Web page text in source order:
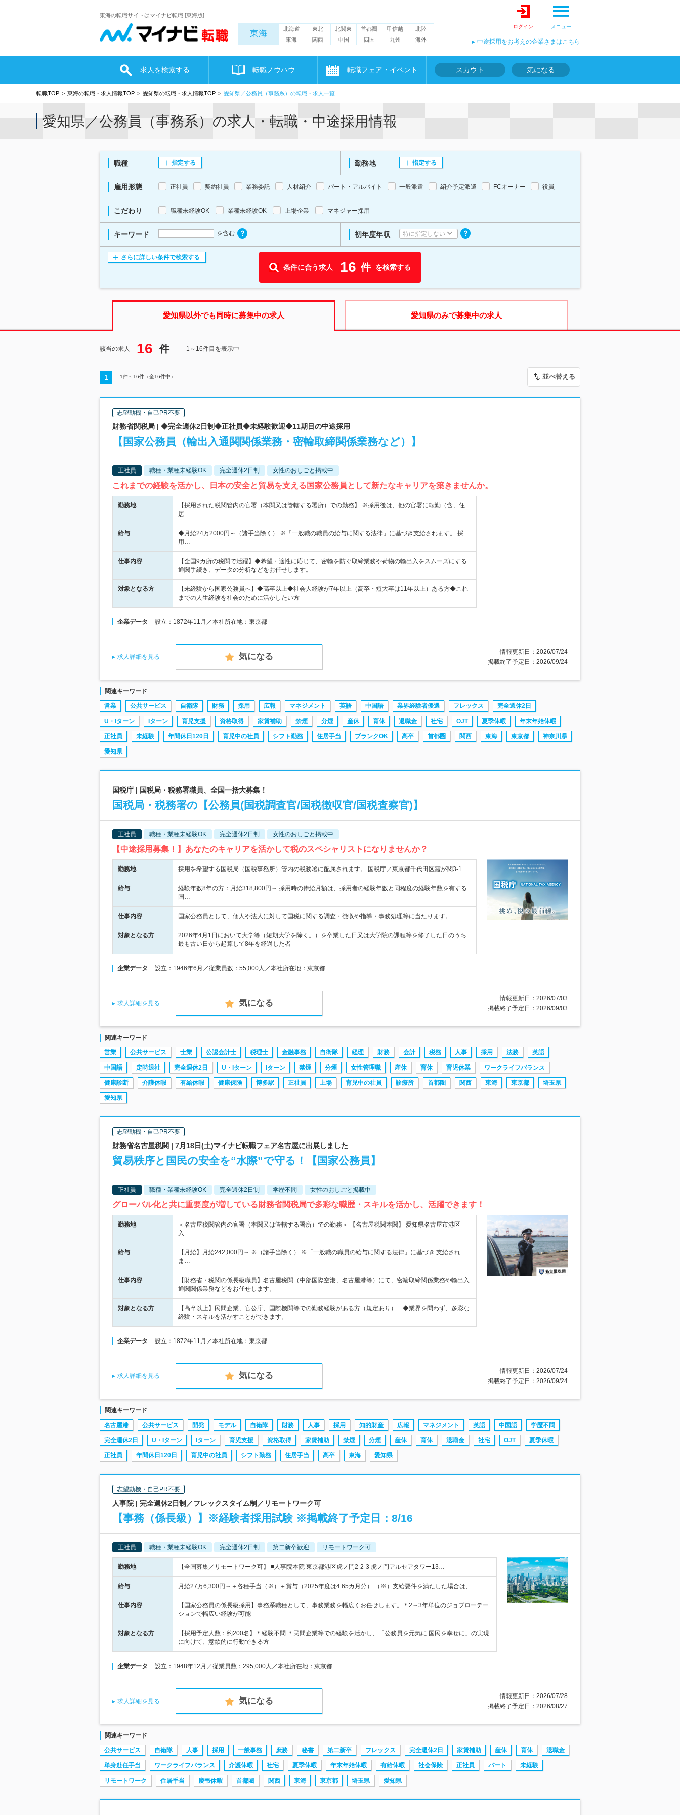
東海の転職サイトはマイナビ転職 [東海版]
東海 北海道 東北 北関東 首都圏 甲信越
北陸
東海
関西 中国 四国 九州 海外
ログイン メニュー
中途採用をお考えの企業さまはこちら
求人を検索する 転職ノウハウ 転職フェア・イベント スカウト 気になる
転職TOP 東海の転職・求人情報TOP 愛知県の転職・求人情報TOP 愛知県／公務員（事務系）の転職・求人一覧
愛知県／公務員（事務系）の求人・転職・中途採用情報
職種 指定する 勤務地 指定する
雇用形態 正社員 契約社員 業務委託 人材紹介 パート・アルバイト 一般派遣 紹介予定派遣 FCオーナー 役員
こだわり 職種未経験OK 業種未経験OK 上場企業 マネジャー採用
キーワード を含む 初年度年収 特に指定しない
さらに詳しい条件で検索する
条件に合う求人 16 件 を検索する
愛知県以外でも同時に募集中の求人 愛知県のみで募集中の求人
該当の求人 16 件 1～16件目を表示中
1 1件～ 16件（全16件中） 並べ替える
志望動機・自己PR不要
財務省関税局 | ◆完全週休2日制◆正社員◆未経験歓迎◆11期目の中途採用
【国家公務員（輸出入通関関係業務・密輸取締関係業務など）】
正社員 職種・業種未経験OK 完全週休2日制 女性のおしごと掲載中
これまでの経験を活かし、日本の安全と貿易を支える国家公務員として新たなキャリアを築きませんか。
勤務地
【採用された税関管内の官署（本関又は管轄する署所）での勤務】 ※採用後は、他の官署に転勤（含、住
居…
給与
◆月給24万2000円～（諸手当除く） ※「一般職の職員の給与に関する法律」に基づき支給されます。 採
用…
仕事内容
【全国9カ所の税関で活躍】◆希望・適性に応じて、密輸を防ぐ取締業務や荷物の輸出入をスムーズにする
通関手続き、データの分析などをお任せします。
対象となる方
【未経験から国家公務員へ】◆高卒以上◆社会人経験が7年以上（高卒・短大卒は11年以上）ある方◆これ
までの人生経験を社会のために活かしたい方
企業データ 設立：1872年11月／本社所在地：東京都
求人詳細を見る 気になる
情報更新日：2026/07/24
掲載終了予定日：2026/09/24
関連キーワード
営業 公共サービス 自衛隊 財務 採用 広報 マネジメント 英語 中国語 業界経験者優遇 フレックス 完全週休2日
U・Iターン Iターン 育児支援 資格取得 家賃補助 禁煙 分煙 産休 育休 退職金 社宅 OJT 夏季休暇 年末年始休暇
正社員 未経験 年間休日120日 育児中の社員 シフト勤務 住居手当 ブランクOK 高卒 首都圏 関西 東海 東京都 神奈川県
愛知県
国税庁 | 国税局・税務署職員、全国一括大募集！
国税局・税務署の【公務員(国税調査官/国税徴収官/国税査察官)】
正社員 職種・業種未経験OK 完全週休2日制 女性のおしごと掲載中
【中途採用募集！】あなたのキャリアを活かして税のスペシャリストになりませんか？
勤務地 採用を希望する国税局（国税事務所）管内の税務署に配属されます。 国税庁／東京都千代田区霞が関3-1…
給与
経験年数8年の方：月給318,800円～ 採用時の俸給月額は、採用者の経験年数と同程度の経験年数を有する
国…
仕事内容 国家公務員として、個人や法人に対して国税に関する調査・徴収や指導・事務処理等に当たります。
対象となる方
2026年4月1日において大学等（短期大学を除く。）を卒業した日又は大学院の課程等を修了した日のうち
最も古い日から起算して8年を経過した者
企業データ 設立：1946年6月／従業員数：55,000人／本社所在地：東京都
求人詳細を見る 気になる
情報更新日：2026/07/03
掲載終了予定日：2026/09/03
関連キーワード
営業 公共サービス 士業 公認会計士 税理士 金融事務 自衛隊 経理 財務 会計 税務 人事 採用 法務 英語
中国語 定時退社 完全週休2日 U・Iターン Iターン 禁煙 分煙 女性管理職 産休 育休 育児休業 ワークライフバランス
健康診断 介護休暇 有給休暇 健康保険 博多駅 正社員 上場 育児中の社員 診療所 首都圏 関西 東海 東京都 埼玉県
愛知県
志望動機・自己PR不要
財務省名古屋税関 | 7月18日(土)マイナビ転職フェア名古屋に出展しました
貿易秩序と国民の安全を“水際”で守る！【国家公務員】
正社員 職種・業種未経験OK 完全週休2日制 学歴不問 女性のおしごと掲載中
グローバル化と共に重要度が増している財務省関税局で多彩な職歴・スキルを活かし、活躍できます！
勤務地
＜名古屋税関管内の官署（本関又は管轄する署所）での勤務＞ 【名古屋税関本関】 愛知県名古屋市港区
入…
給与
【月給】月給242,000円～ ※（諸手当除く） ※「一般職の職員の給与に関する法律」に基づき 支給され
ま…
仕事内容
【財務省・税関の係長級職員】名古屋税関（中部国際空港、名古屋港等）にて、密輸取締関係業務や輸出入
通関関係業務などをお任せします。
対象となる方
【高卒以上】民間企業、官公庁、国際機関等での勤務経験がある方（規定あり） ◆業界を問わず、多彩な
経験・スキルを活かすことができます。
企業データ 設立：1872年11月／本社所在地：東京都
求人詳細を見る 気になる
情報更新日：2026/07/24
掲載終了予定日：2026/09/24
関連キーワード
名古屋港 公共サービス 開発 モデル 自衛隊 財務 人事 採用 知的財産 広報 マネジメント 英語 中国語 学歴不問
完全週休2日 U・Iターン Iターン 育児支援 資格取得 家賃補助 禁煙 分煙 産休 育休 退職金 社宅 OJT 夏季休暇
正社員 年間休日120日 育児中の社員 シフト勤務 住居手当 高卒 東海 愛知県
志望動機・自己PR不要
人事院 | 完全週休2日制／フレックスタイム制／リモートワーク可
【事務（係長級）】※経験者採用試験 ※掲載終了予定日：8/16
正社員 職種・業種未経験OK 完全週休2日制 第二新卒歓迎 リモートワーク可
勤務地 【全国募集／リモートワーク可】 ■人事院本院 東京都港区虎ノ門2-2-3 虎ノ門アルセアタワー13…
給与 月給27万6,300円～＋各種手当（※）＋賞与（2025年度は4.65カ月分） （※）支給要件を満たした場合は、…
仕事内容
【国家公務員の係長級採用】事務系職種として、事務業務を幅広くお任せします。＊2～3年単位のジョブローテー
ションで幅広い経験が可能
対象となる方
【採用予定人数：約200名】＊経験不問 ＊民間企業等での経験を活かし、「公務員を元気に 国民を幸せに」の実現
に向けて、意欲的に行動できる方
企業データ 設立：1948年12月／従業員数：295,000人／本社所在地：東京都
求人詳細を見る 気になる
情報更新日：2026/07/28
掲載終了予定日：2026/08/27
関連キーワード
公共サービス 自衛隊 人事 採用 一般事務 庶務 秘書 第二新卒 フレックス 完全週休2日 家賃補助 産休 育休 退職金
単身赴任手当 ワークライフバランス 介護休暇 社宅 夏季休暇 年末年始休暇 有給休暇 社会保険 正社員 パート 未経験
リモートワーク 住居手当 慶弔休暇 首都圏 関西 東海 東京都 埼玉県 愛知県